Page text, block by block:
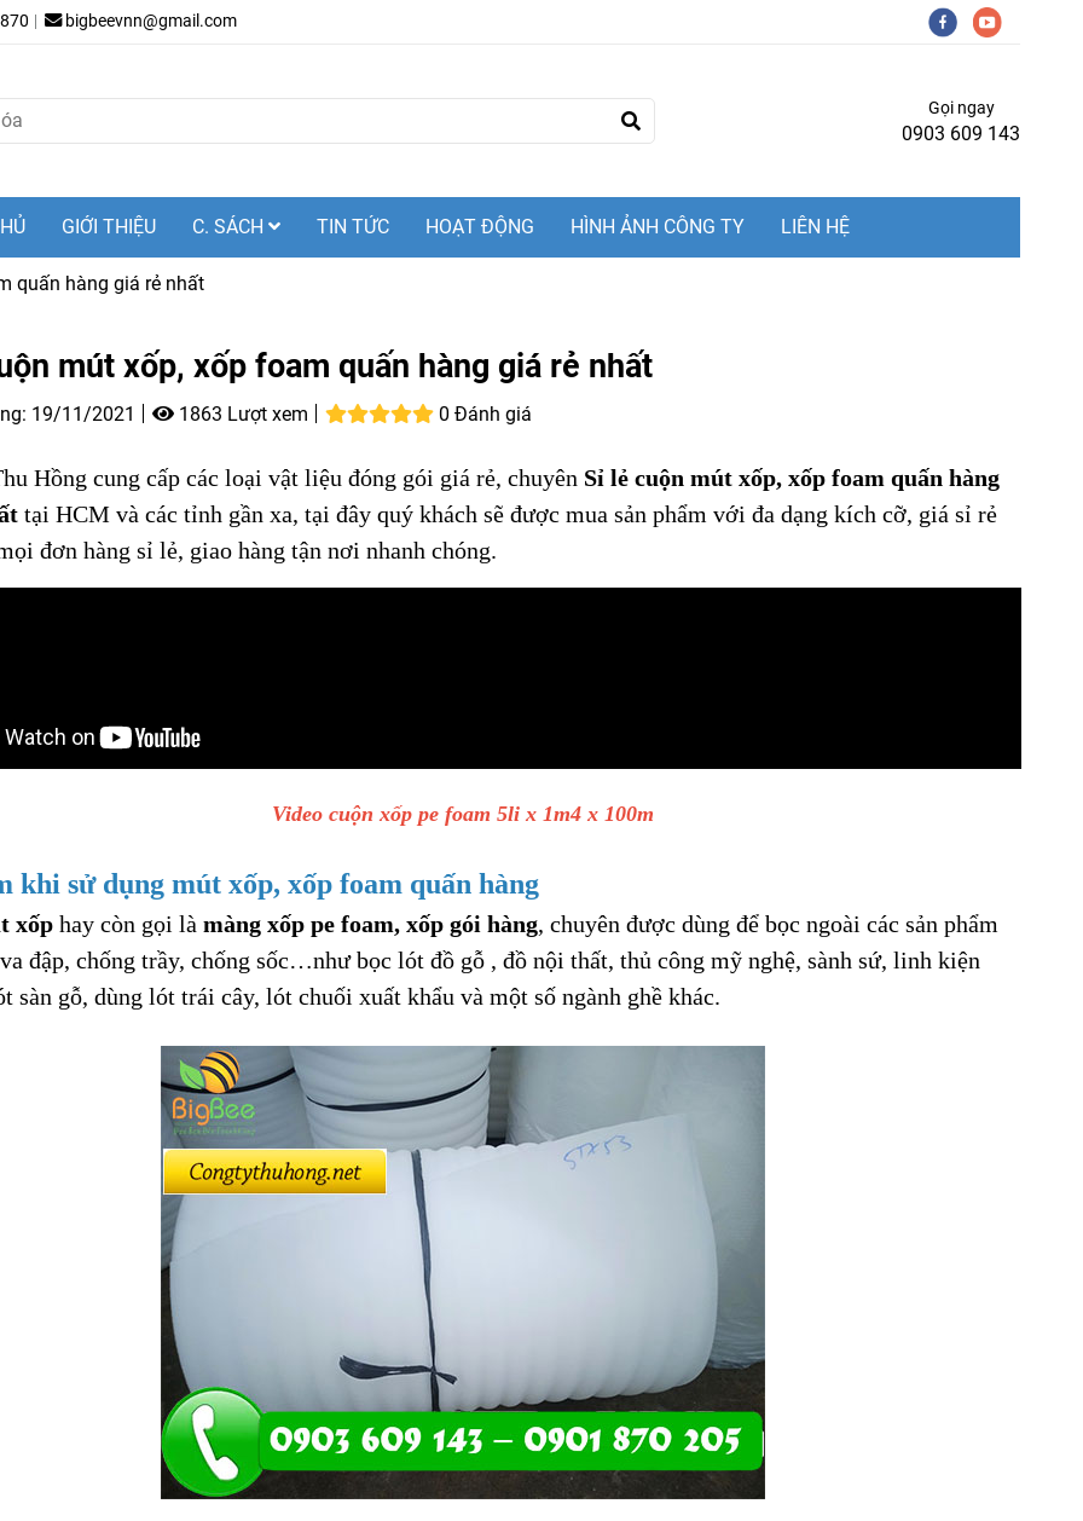
bigbeevnn@gmail.com
Gọi ngay
0903 609 143
GIỚI THIỆU C. SÁCH TIN TỨC HOẠT ĐỘNG HÌNH ẢNH CÔNG TY LIÊN HỆ
quấn hàng giá rẻ nhất
mút xốp, xốp foam quấn hàng giá rẻ nhất
19/11/2021 1863 Lượt xem 0 Đánh giá
Hồng cung cấp các loại vật liệu đóng gói giá rẻ, chuyên Sỉ lẻ cuộn mút xốp, xốp foam quấn hàng
tại HCM và các tỉnh gần xa, tại đây quý khách sẽ được mua sản phẩm với đa dạng kích cỡ, giá sỉ rẻ
đơn hàng sỉ lẻ, giao hàng tận nơi nhanh chóng.
Video cuộn xốp pe foam 5li x 1m4 x 100m
khi sử dụng mút xốp, xốp foam quấn hàng
xốp hay còn gọi là màng xốp pe foam, xốp gói hàng, chuyên được dùng để bọc ngoài các sản phẩm
đập, chống trầy, chống sốc…như bọc lót đồ gỗ , đồ nội thất, thủ công mỹ nghệ, sành sứ, linh kiện
sàn gỗ, dùng lót trái cây, lót chuối xuất khẩu và một số ngành ghề khác.